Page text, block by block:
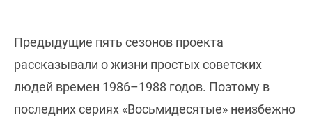
Предыдущие пять сезонов проекта
рассказывали о жизни простых советских
людей времен 1986–1988 годов. Поэтому в
последних сериях «Восьмидесятые» неизбежно